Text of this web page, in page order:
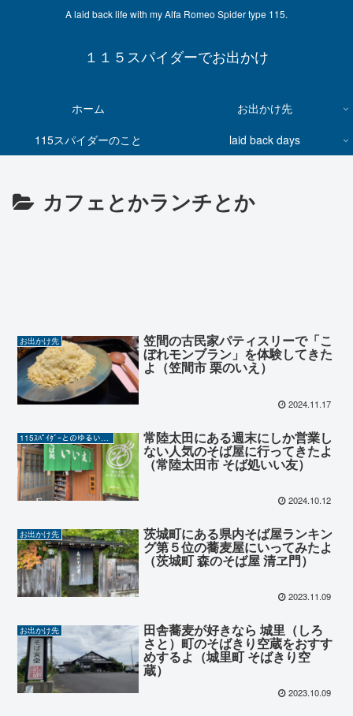
A laid back life with my Alfa Romeo Spider type 115.
１１５スパイダーでお出かけ
ホーム
お出かけ先
115スパイダーのこと
laid back days
カフェとかランチとか
お出かけ先 笠間の古民家パティスリーで「こ
ぼれモンブラン」を体験してきた
よ（笠間市 栗のいえ）
2024.11.17
常陸太田にある週末にしか営業し
ない人気のそば屋に行ってきたよ
（常陸太田市 そば処いい友）
2024.10.12
お出かけ先 茨城町にある県内そば屋ランキン
グ第５位の蕎麦屋にいってみたよ
（茨城町 森のそば屋 清ヱ門）
2023.11.09
お出かけ先 田舎蕎麦が好きなら 城里（しろ
さと）町のそばきり空蔵をおすす
めするよ（城里町 そばきり空
蔵）
2023.10.09